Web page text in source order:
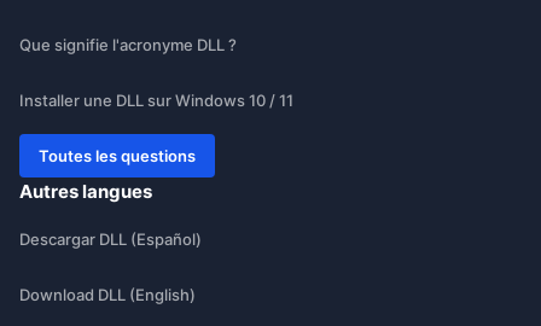
Que signifie l'acronyme DLL ?
Installer une DLL sur Windows 10 / 11
Toutes les questions
Autres langues
Descargar DLL (Español)
Download DLL (English)